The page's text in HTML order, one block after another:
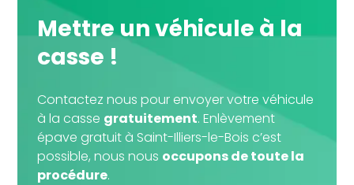
Mettre un véhicule à la
casse !
Contactez nous pour envoyer votre véhicule
à la casse gratuitement. Enlèvement
épave gratuit à Saint-Illiers-le-Bois c’est
possible, nous nous occupons de toute la
procédure.